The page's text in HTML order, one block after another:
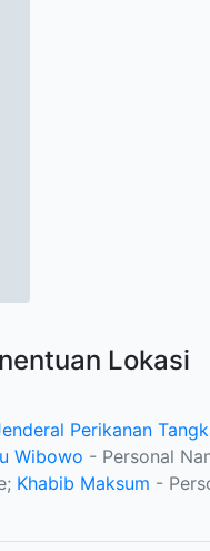
Lokasi
Perikanan
Wibowo - Personal
Khabib Maksum -